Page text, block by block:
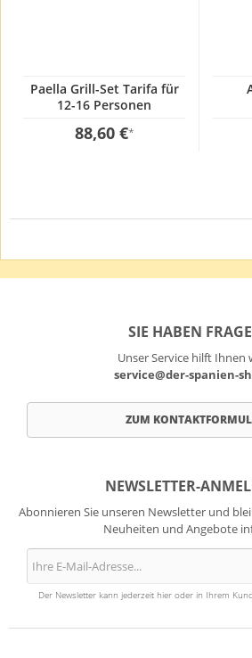
Paella Grill-Set Tarifa für
12-16 Personen
88,60 €*
SIE HABEN
Unser Service hilft Ihnen
service@der-spanien-
ZUM
NEWSLETTER-
Abonnieren Sie unseren Newsletter und
Neuheiten und Angebote
Der Newsletter kann jederzeit hier oder in Ihrem